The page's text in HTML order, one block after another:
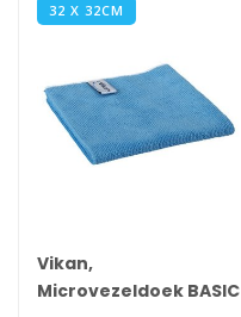
32 X 32CM
Vikan,
Microvezeldoek BASIC